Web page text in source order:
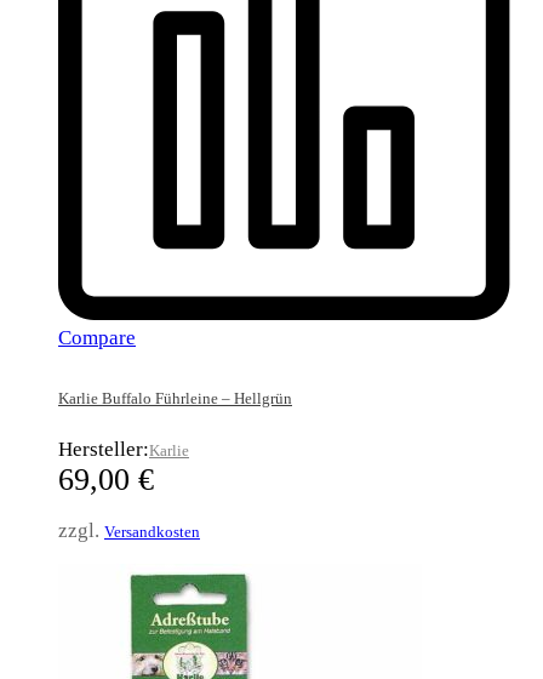
Compare
Karlie Buffalo Führleine – Hellgrün
Hersteller:Karlie
69,00 €
zzgl. Versandkosten